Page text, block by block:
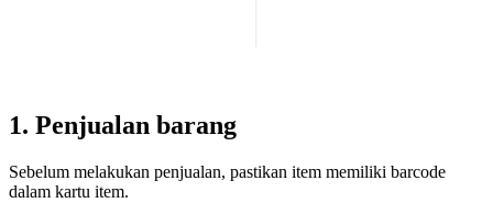
1. Penjualan barang
Sebelum melakukan penjualan, pastikan item memiliki barcode
dalam kartu item.